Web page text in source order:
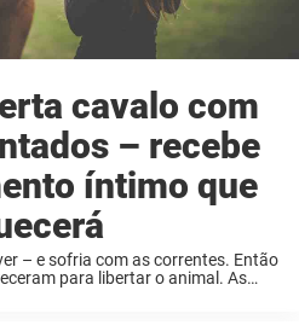
cavalo com
– recebe
íntimo que
– e sofria com as correntes. Então
para libertar o animal. As